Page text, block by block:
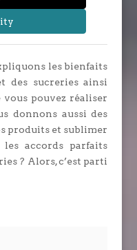
les bienfaits
des sucreries ainsi
vous pouvez réaliser
donnons aussi des
produits et sublimer
accords parfaits
? Alors, c’est parti